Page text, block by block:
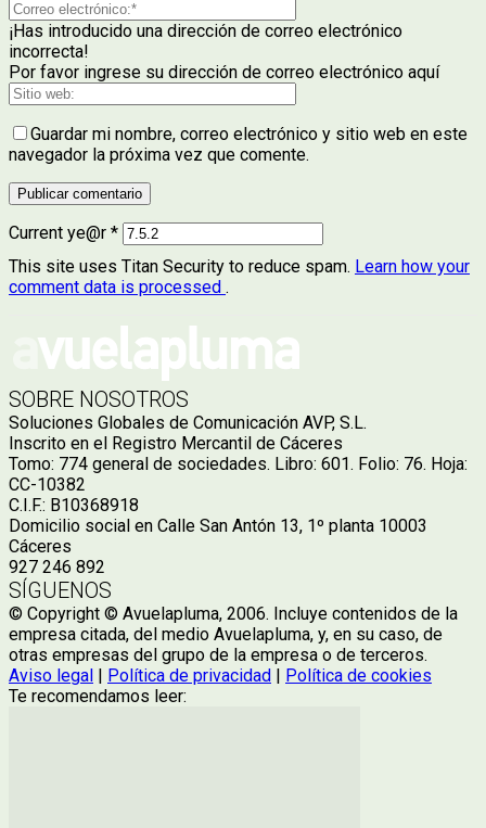
¡Has introducido una dirección de correo electrónico
incorrecta!
Por favor ingrese su dirección de correo electrónico aquí
Guardar mi nombre, correo electrónico y sitio web en este
navegador la próxima vez que comente.
Current ye@r *
This site uses Titan Security to reduce spam. Learn how your
comment data is processed .
SOBRE NOSOTROS
Soluciones Globales de Comunicación AVP, S.L.
Inscrito en el Registro Mercantil de Cáceres
Tomo: 774 general de sociedades. Libro: 601. Folio: 76. Hoja:
CC-10382
C.I.F.: B10368918
Domicilio social en Calle San Antón 13, 1º planta 10003
Cáceres
927 246 892
SÍGUENOS
© Copyright © Avuelapluma, 2006. Incluye contenidos de la
empresa citada, del medio Avuelapluma, y, en su caso, de
otras empresas del grupo de la empresa o de terceros.
Aviso legal
Política de privacidad
Política de cookies
Te recomendamos leer: